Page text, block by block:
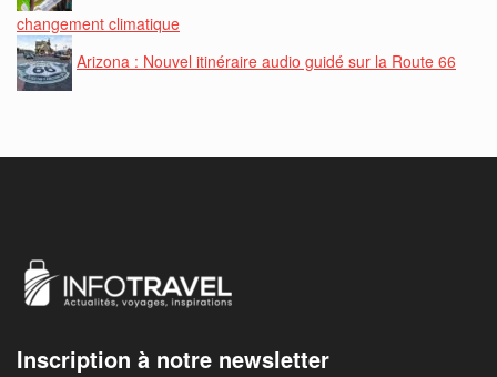
changement climatique
Arizona : Nouvel itinéraire audio guidé sur la Route 66
Inscription à notre newsletter